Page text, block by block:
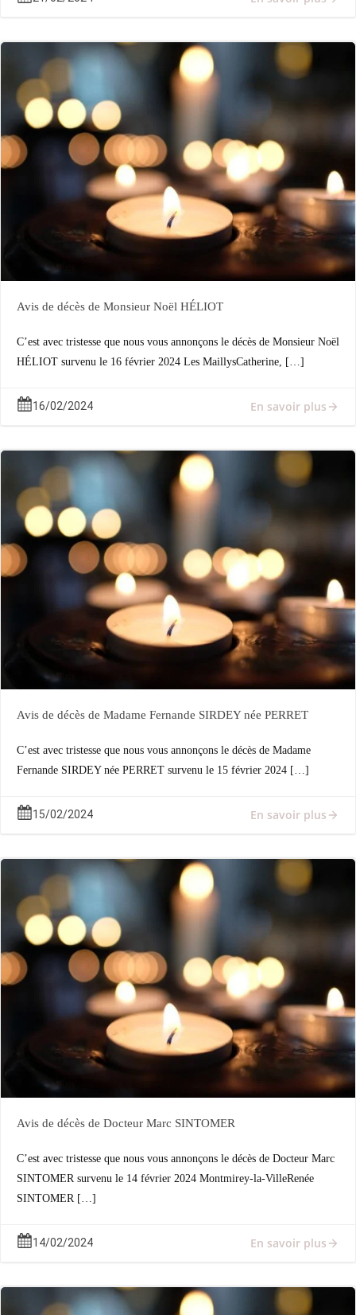
Avis de décès de Monsieur Noël HÉLIOT
C’est avec tristesse que nous vous annonçons le décès de Monsieur Noël
HÉLIOT survenu le 16 février 2024 Les MaillysCatherine, […]
16/02/2024 En savoir plus
Avis de décès de Madame Fernande SIRDEY née PERRET
C’est avec tristesse que nous vous annonçons le décès de Madame
Fernande SIRDEY née PERRET survenu le 15 février 2024 […]
15/02/2024 En savoir plus
Avis de décès de Docteur Marc SINTOMER
C’est avec tristesse que nous vous annonçons le décès de Docteur Marc
SINTOMER survenu le 14 février 2024 Montmirey-la-VilleRenée
SINTOMER […]
14/02/2024 En savoir plus